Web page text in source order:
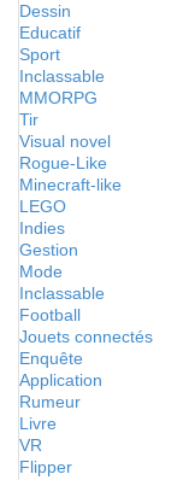
Dessin
Educatif
Sport
Inclassable
MMORPG
Tir
Visual novel
Rogue-Like
Minecraft-like
LEGO
Indies
Gestion
Mode
Inclassable
Football
Jouets connectés
Enquête
Application
Rumeur
Livre
VR
Flipper